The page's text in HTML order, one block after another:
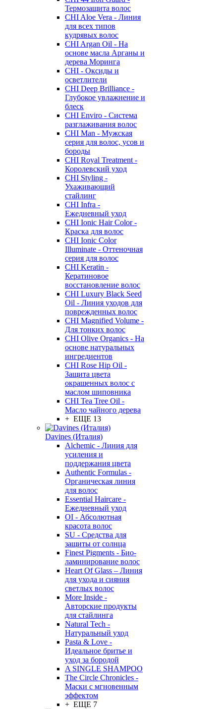
Термозащита волос
CHI Aloe Vera - Линия
для всех типов
кудрявых волос
CHI Argan Oil - На
основе масла Арганы и
дерева Моринга
CHI - Оксиды и
осветлители
CHI Deep Brilliance -
Глубокое увлажнение и
блеск
CHI Enviro - Система
разглаживания волос
CHI Man - Мужская
серия для волос, усов и
бороды
CHI Royal Treatment -
Королевский уход
CHI Styling -
Ухаживающий
стайлинг
CHI Infra -
Ежедневный уход
CHI Ionic Hair Color -
Краска для волос
CHI Ionic Color
Illuminate - Оттеночная
серия для волос
CHI Keratin -
Кератиновое
восстановление волос
CHI Luxury Black Seed
Oil - Линия уходов для
поврежденных волос
CHI Magnified Volume -
Для тонких волос
CHI Olive Organics - На
основе натуральных
ингредиентов
CHI Rose Hip Oil -
Защита цвета
окрашенных волос с
маслом шиповника
CHI Tea Tree Oil -
Масло чайного дерева
+ ЕЩЕ 13
Davines (Италия)
Alchemic - Линия для
усиления и
поддержания цвета
Authentic Formulas -
Органическая линия
для волос
Essential Haircare -
Eжедневный уход
OI - Абсолютная
красота волос
SU - Средства для
защиты от солнца
Finest Pigments - Био-
ламинирование волос
Heart Of Glass – Линия
для ухода и сияния
светлых волос
More Inside -
Авторские продукты
для стайлинга
Natural Tech -
Натуральный уход
Pasta & Love -
Идеальное бритье и
уход за бородой
A SINGLE SHAMPOO
The Circle Chronicles -
Маски с мгновенным
эффектом
+ ЕЩЕ 7